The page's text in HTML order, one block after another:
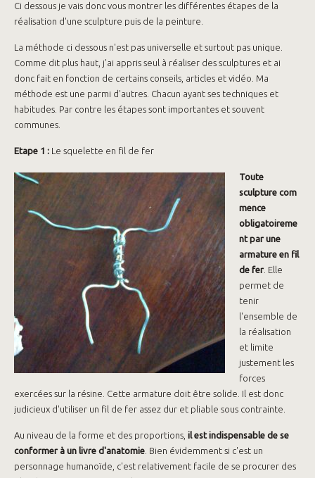
Ci dessous je vais donc vous montrer les différentes étapes de la
réalisation d'une sculpture puis de la peinture.
La méthode ci dessous n'est pas universelle et surtout pas unique.
Comme dit plus haut, j'ai appris seul à réaliser des sculptures et ai
donc fait en fonction de certains conseils, articles et vidéo. Ma
méthode est une parmi d'autres. Chacun ayant ses techniques et
habitudes. Par contre les étapes sont importantes et souvent
communes.
Etape 1 : Le squelette en fil de fer
Toute
sculpture com
mence
obligatoireme
nt par une
armature en fil
de fer . Elle
permet de
tenir
l'ensemble de
la réalisation
et limite
justement les
forces
exercées sur la résine. Cette armature doit être solide. Il est donc
judicieux d'utiliser un fil de fer assez dur et pliable sous contrainte.
Au niveau de la forme et des proportions, il est indispensable de se
conformer à un livre d'anatomie . Bien évidemment si c'est un
personnage humanoïde, c'est relativement facile de se procurer des